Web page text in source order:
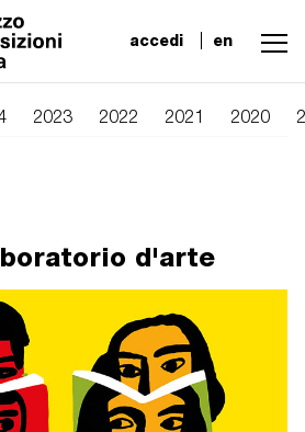
accedi en
2023 2022 2021 2020
d'arte